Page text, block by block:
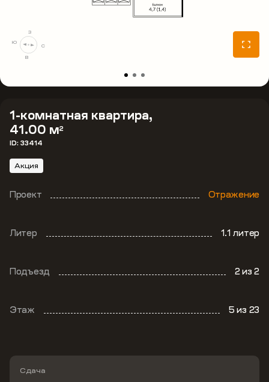
1-комнатная квартира,
41.00 м2
ID: 33414
Акция
Проект Отражение
Литер 1.1 литер
Подъезд 2из 2
Этаж 5из 23
Сдача
С
В
Ю
З